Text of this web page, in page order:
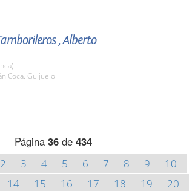
, Alberto
Coca. Guijuelo
Página 36 de 434
2 3 4 5 6 7 8 9
10
14 15 16 17 18 19
20